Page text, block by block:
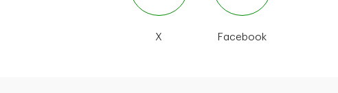
X Facebook